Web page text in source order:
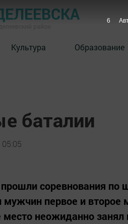
Культура Образование
баталии
соревнования по
первое и второе
место неожиданно
5